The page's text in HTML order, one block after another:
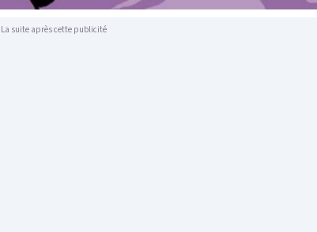
La suite après cette publicité